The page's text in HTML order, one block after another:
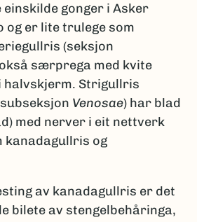
gonger i Asker
og er lite trulege som
(seksjon
særprega med kvite
halvskjerm. Strigullris
subseksjon Venosae) har blad
med nerver i eit nettverk
kanadagullris og
av kanadagullris er det
bilete av stengelbehåringa,